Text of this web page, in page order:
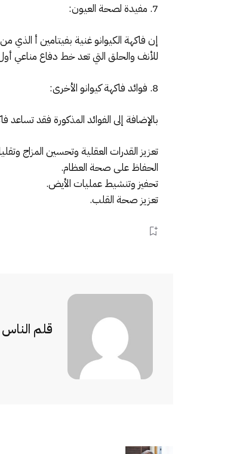
7. مفيدة لصحة العيون:
إن فاكهة الكيوانو غنية بفيتامين أ
للأنف والحلق التي تعد خط دفاع مناعي
8. فوائد فاكهة كيوانو الأخرى:
بالإضافة إلى الفوائد المذكورة فقد تساعد
تعزيز القدرات العقلية وتحسين المزاج
الحفاظ على صحة العظام.
تحفيز وتنشيط عمليات الأيض.
تعزيز صحة القلب.
قلم الناس